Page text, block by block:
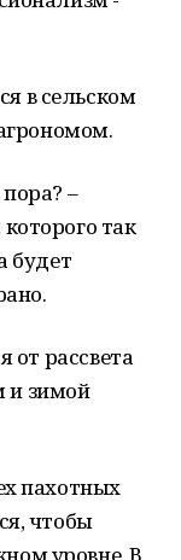
в сельском
–
так
будет
от рассвета
и зимой
пахотных
чтобы